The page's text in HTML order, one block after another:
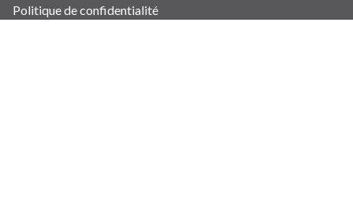
Politique de confidentialité